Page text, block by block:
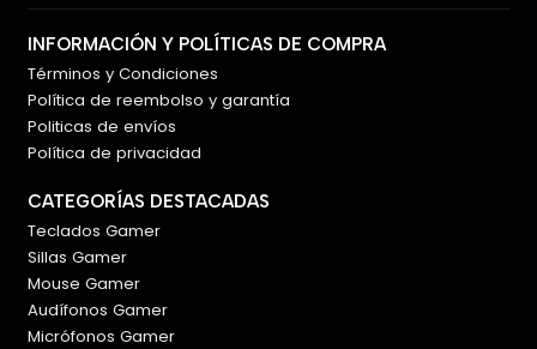
INFORMACIÓN Y POLÍTICAS DE COMPRA
Términos y Condiciones
Política de reembolso y garantía
Politicas de envíos
Política de privacidad
CATEGORÍAS DESTACADAS
Teclados Gamer
Sillas Gamer
Mouse Gamer
Audífonos Gamer
Micrófonos Gamer